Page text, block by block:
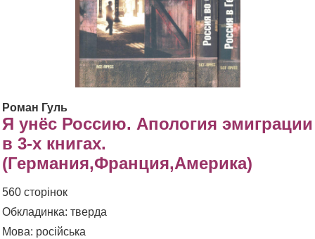
Роман Гуль
Я унёс Россию. Апология эмиграции
в 3-х книгах.
(Германия,Франция,Америка)
560 сторінок
Обкладинка: тверда
Мова: російська